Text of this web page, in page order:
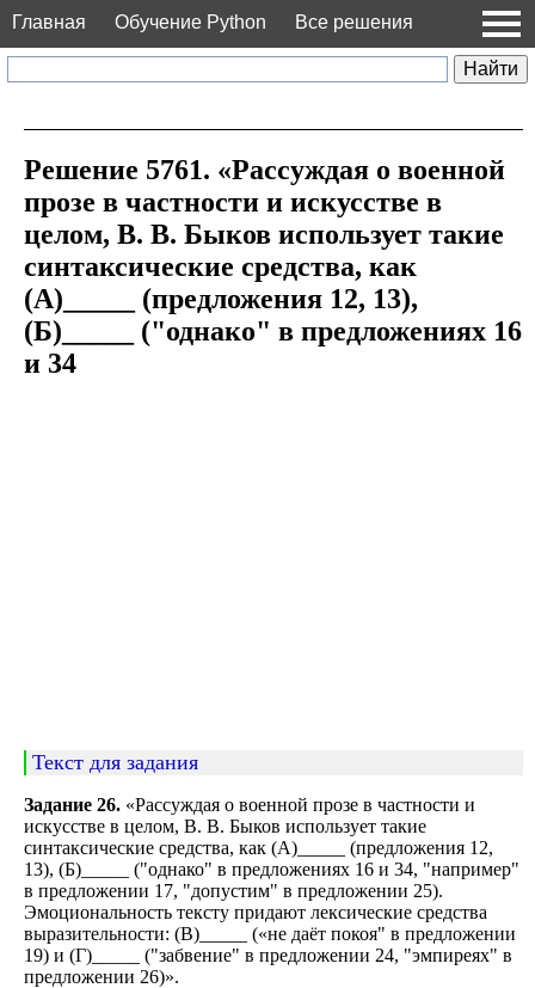
Главная Обучение Python Все решения
Решение 5761. «Рассуждая о военной
прозе в частности и искусстве в
целом, В. В. Быков использует такие
синтаксические средства, как
(А)_____ (предложения 12, 13),
(Б)_____ ("однако" в предложениях 16
и 34
Текст для задания
Задание 26. «Рассуждая о военной прозе в частности и
искусстве в целом, В. В. Быков использует такие
синтаксические средства, как (А)_____ (предложения 12,
13), (Б)_____ ("однако" в предложениях 16 и 34, "например"
в предложении 17, "допустим" в предложении 25).
Эмоциональность тексту придают лексические средства
выразительности: (В)_____ («не даёт покоя" в предложении
19) и (Г)_____ ("забвение" в предложении 24, "эмпиреях" в
предложении 26)».